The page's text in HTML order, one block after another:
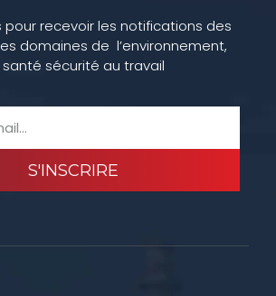
pour recevoir les notifications des
domaines de l’environnement,
santé sécurité au travail
S'INSCRIRE